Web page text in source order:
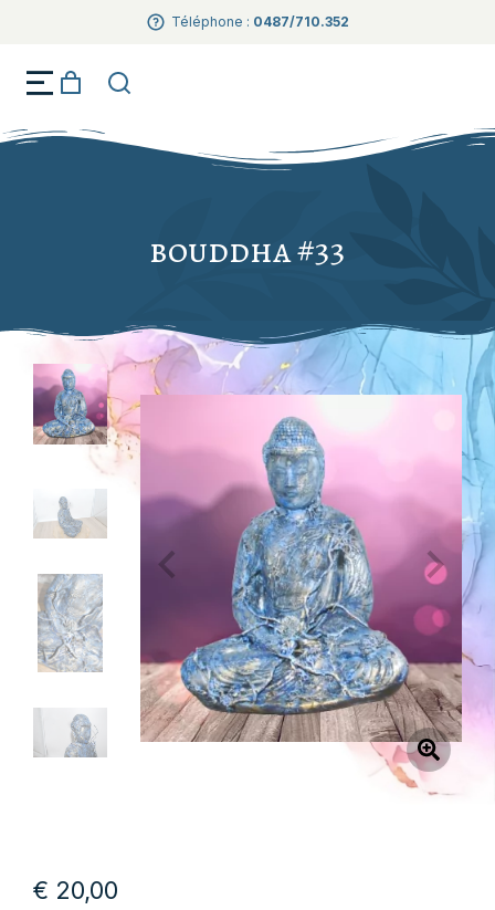
Téléphone : 0487/710.352
bouddha #33
€ 20,00